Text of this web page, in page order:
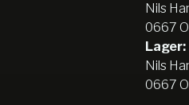
Nils
0667
Lager:
Nils
0667